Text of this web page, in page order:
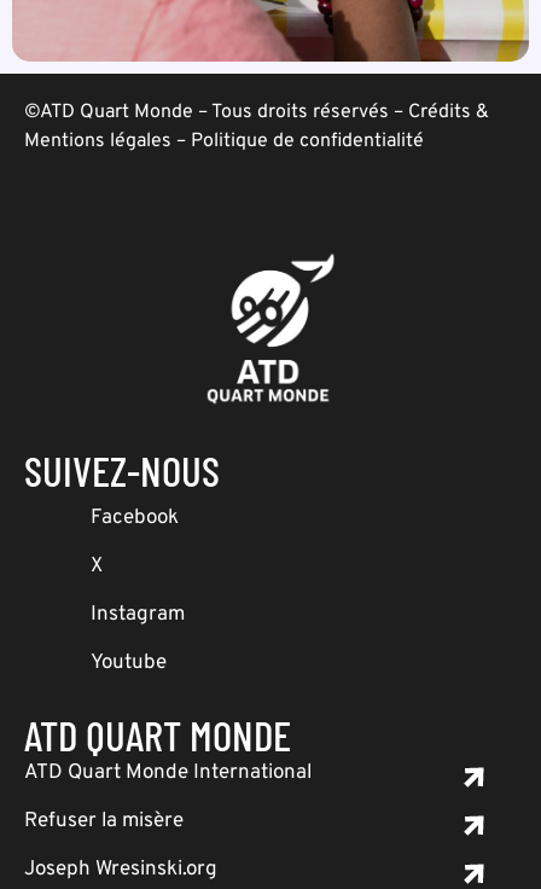
©ATD Quart Monde – Tous droits réservés – Crédits &
Mentions légales – Politique de confidentialité
SUIVEZ-NOUS
Facebook
X
Instagram
Youtube
ATD QUART MONDE
ATD Quart Monde International
Refuser la misère
Joseph Wresinski.org